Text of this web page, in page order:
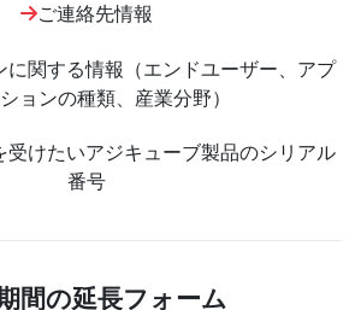
ご連絡先情報
に関する情報（エンドユーザー、アプ
ョンの種類、産業分野）
受けたいアジキューブ製品のシリアル
番号
間の延長フォーム